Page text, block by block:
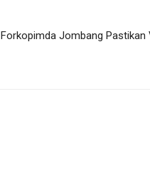
Forkopimda Jombang Pastikan